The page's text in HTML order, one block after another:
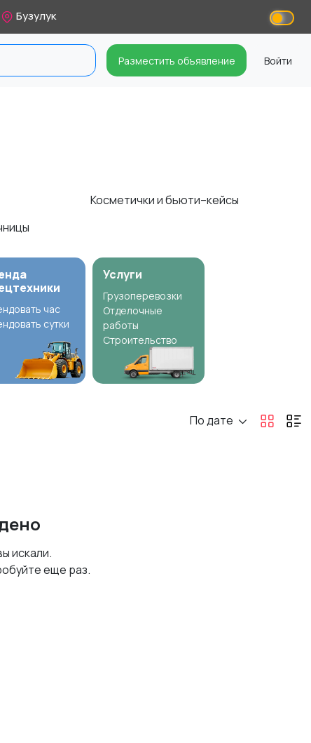
Бузулук
Разместить объявление Войти
Косметички и бьюти–кейсы
час
сутки
Услуги
Грузоперевозки
Отделочные
работы
Строительство
По дате
искали.
еще раз.